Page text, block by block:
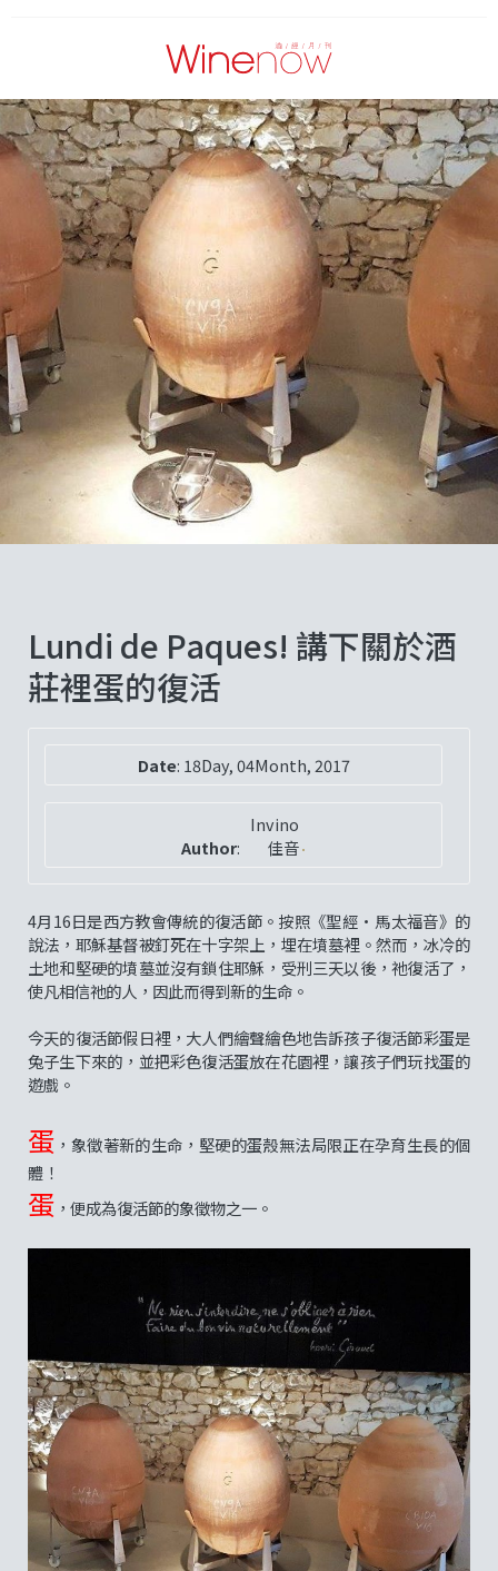
Lundi de Paques! 講下關於酒
莊裡蛋的復活
Date: 18Day, 04Month, 2017
Author:
Invino
佳音
4月16日是西方教會傳統的復活節。按照《聖經·馬太福音》的
說法，耶穌基督被釘死在十字架上，埋在墳墓裡。然而，冰冷的
土地和堅硬的墳墓並沒有鎖住耶穌，受刑三天以後，祂復活了，
使凡相信祂的人，因此而得到新的生命。
今天的復活節假日裡，大人們繪聲繪色地告訴孩子復活節彩蛋是
兔子生下來的，並把彩色復活蛋放在花園裡，讓孩子們玩找蛋的
遊戲。
蛋 ，象徵著新的生命，堅硬的蛋殼無法局限正在孕育生長的個
體！
蛋 ，便成為復活節的象徵物之一。